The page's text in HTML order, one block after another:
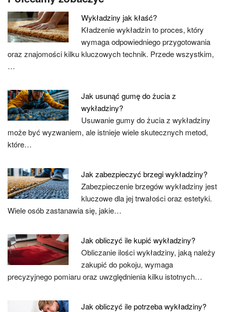
Wykładziny jak kłaść?
Kładzenie wykładzin to proces, który
wymaga odpowiedniego przygotowania
oraz znajomości kilku kluczowych technik. Przede wszystkim,
…
Jak usunąć gumę do żucia z
wykładziny?
Usuwanie gumy do żucia z wykładziny
może być wyzwaniem, ale istnieje wiele skutecznych metod,
które…
Jak zabezpieczyć brzegi wykładziny?
Zabezpieczenie brzegów wykładziny jest
kluczowe dla jej trwałości oraz estetyki.
Wiele osób zastanawia się, jakie…
Jak obliczyć ile kupić wykładziny?
Obliczanie ilości wykładziny, jaką należy
zakupić do pokoju, wymaga
precyzyjnego pomiaru oraz uwzględnienia kilku istotnych…
Jak obliczyć ile potrzeba wykładziny?